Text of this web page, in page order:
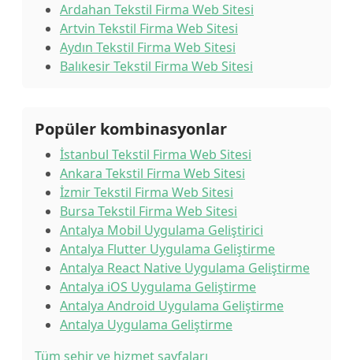
Ardahan Tekstil Firma Web Sitesi
Artvin Tekstil Firma Web Sitesi
Aydın Tekstil Firma Web Sitesi
Balıkesir Tekstil Firma Web Sitesi
Popüler kombinasyonlar
İstanbul Tekstil Firma Web Sitesi
Ankara Tekstil Firma Web Sitesi
İzmir Tekstil Firma Web Sitesi
Bursa Tekstil Firma Web Sitesi
Antalya Mobil Uygulama Geliştirici
Antalya Flutter Uygulama Geliştirme
Antalya React Native Uygulama Geliştirme
Antalya iOS Uygulama Geliştirme
Antalya Android Uygulama Geliştirme
Antalya Uygulama Geliştirme
Tüm şehir ve hizmet sayfaları